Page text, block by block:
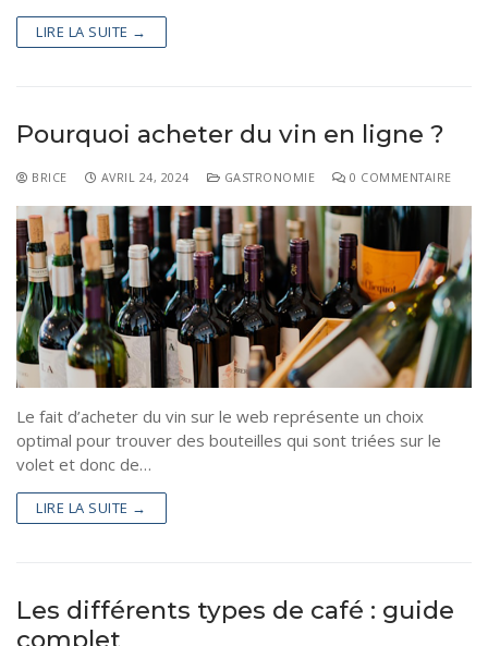
Droit
LIRE LA SUITE →
Pourquoi acheter du vin en ligne ?
BRICE AVRIL 24, 2024 GASTRONOMIE 0 COMMENTAIRE
Le fait d’acheter du vin sur le web représente un choix
optimal pour trouver des bouteilles qui sont triées sur le
volet et donc de…
LIRE LA SUITE →
Les différents types de café : guide
complet